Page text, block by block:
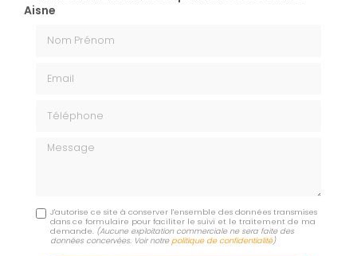
Aisne
Message
J'autorise ce site à conserver l'ensemble des données transmises
dans ce formulaire pour faciliter le suivi et le traitement de ma
demande. (Aucune exploitation commerciale ne sera faite des
données concervées. Voir notrepolitique de confidentialité)